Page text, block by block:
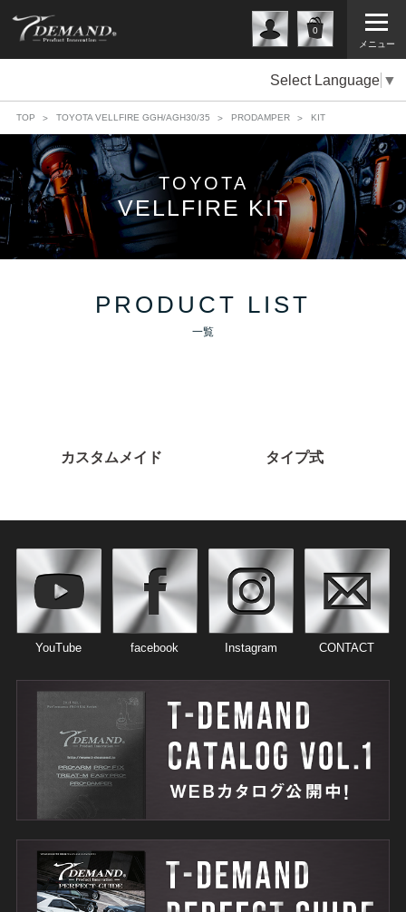
メニュー
0
Select Language ▼
TOP TOYOTA VELLFIRE GGH/AGH30/35 PRODAMPER KIT
TOYOTA
VELLFIRE KIT
PRODUCT LIST
一覧
カスタムメイド タイプ式
YouTube facebook Instagram CONTACT